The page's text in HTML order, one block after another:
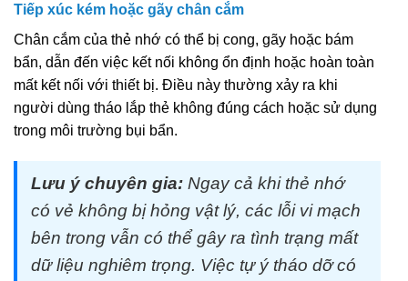
Tiếp xúc kém hoặc gãy chân cắm
Chân cắm của thẻ nhớ có thể bị cong, gãy hoặc bám
bẩn, dẫn đến việc kết nối không ổn định hoặc hoàn toàn
mất kết nối với thiết bị. Điều này thường xảy ra khi
người dùng tháo lắp thẻ không đúng cách hoặc sử dụng
trong môi trường bụi bẩn.
Lưu ý chuyên gia: Ngay cả khi thẻ nhớ
có vẻ không bị hỏng vật lý, các lỗi vi mạch
bên trong vẫn có thể gây ra tình trạng mất
dữ liệu nghiêm trọng. Việc tự ý tháo dỡ có